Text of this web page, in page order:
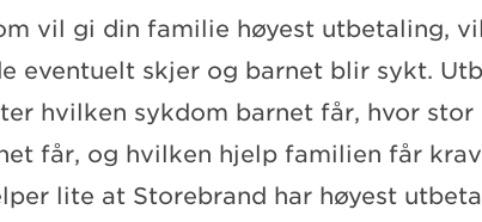
vil gi din familie høyest utbetaling,
eventuelt skjer og barnet blir sykt.
hvilken sykdom barnet får, hvor stor
får, og hvilken hjelp familien får
lite at Storebrand har høyest